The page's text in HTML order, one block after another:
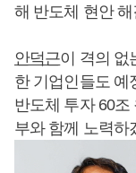
해 반도체 현안
안덕근이 격의 없
한 기업인들도 예
반도체 투자 60조
부와 함께 노력하